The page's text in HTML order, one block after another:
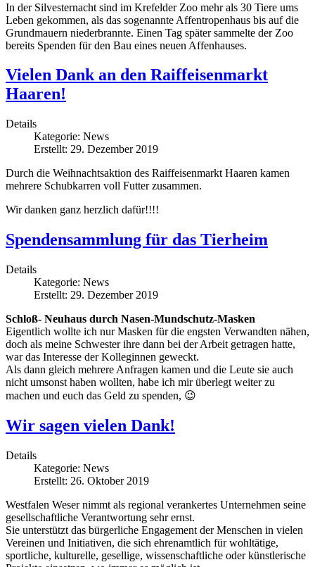
In der Silvesternacht sind im Krefelder Zoo mehr als 30 Tiere ums
Leben gekommen, als das sogenannte Affentropenhaus bis auf die
Grundmauern niederbrannte. Einen Tag später sammelte der Zoo
bereits Spenden für den Bau eines neuen Affenhauses.
Vielen Dank an den Raiffeisenmarkt
Haaren!
Details
Kategorie: News
Erstellt: 29. Dezember 2019
Durch die Weihnachtsaktion des Raiffeisenmarkt Haaren kamen
mehrere Schubkarren voll Futter zusammen.
Wir danken ganz herzlich dafür!!!!
Spendensammlung für das Tierheim
Details
Kategorie: News
Erstellt: 29. Dezember 2019
Schloß- Neuhaus durch Nasen-Mundschutz-Masken
Eigentlich wollte ich nur Masken für die engsten Verwandten nähen,
doch als meine Schwester ihre dann bei der Arbeit getragen hatte,
war das Interesse der Kolleginnen geweckt.
Als dann gleich mehrere Anfragen kamen und die Leute sie auch
nicht umsonst haben wollten, habe ich mir überlegt weiter zu
machen und euch das Geld zu spenden, 😉
Wir sagen vielen Dank!
Details
Kategorie: News
Erstellt: 26. Oktober 2019
Westfalen Weser nimmt als regional verankertes Unternehmen seine
gesellschaftliche Verantwortung sehr ernst.
Sie unterstützt das bürgerliche Engagement der Menschen in vielen
Vereinen und Initiativen, die sich ehrenamtlich für wohltätige,
sportliche, kulturelle, gesellige, wissenschaftliche oder künstlerische